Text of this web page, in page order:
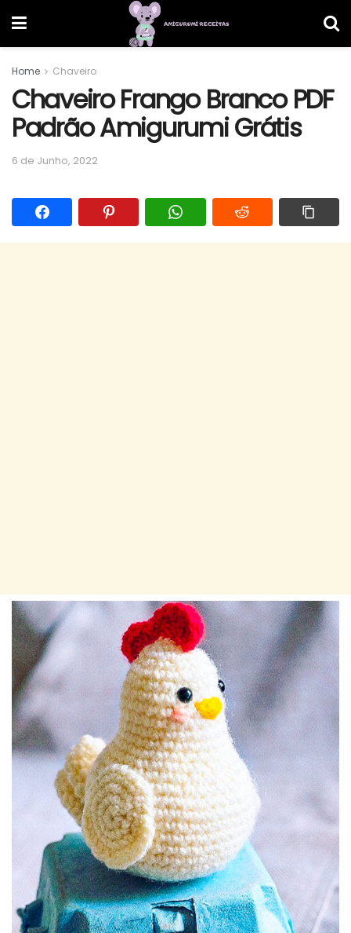
Home Chaveiro
Chaveiro Frango Branco PDF
Padrão Amigurumi Grátis
6 de Junho, 2022